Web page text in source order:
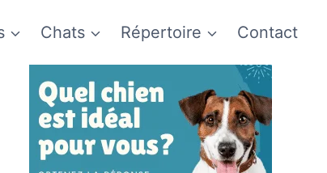
Chats Répertoire Contact